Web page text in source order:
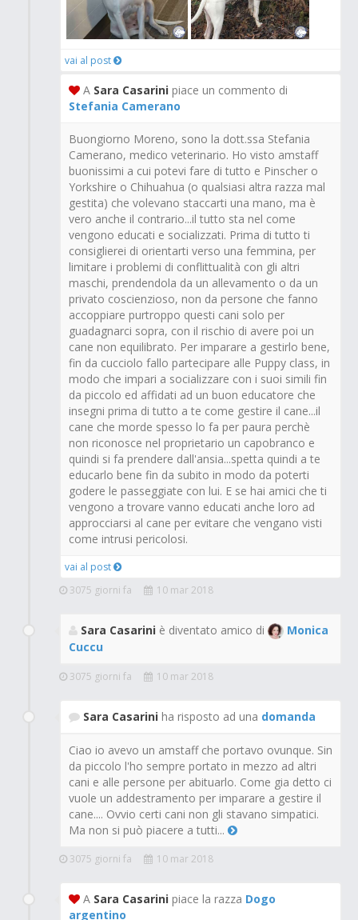
vai al post
A Sara Casarini piace un commento di
Stefania Camerano
Buongiorno Moreno, sono la dott.ssa Stefania
Camerano, medico veterinario. Ho visto amstaff
buonissimi a cui potevi fare di tutto e Pinscher o
Yorkshire o Chihuahua (o qualsiasi altra razza mal
gestita) che volevano staccarti una mano, ma è
vero anche il contrario...il tutto sta nel come
vengono educati e socializzati. Prima di tutto ti
consiglierei di orientarti verso una femmina, per
limitare i problemi di conflittualità con gli altri
maschi, prendendola da un allevamento o da un
privato coscienzioso, non da persone che fanno
accoppiare purtroppo questi cani solo per
guadagnarci sopra, con il rischio di avere poi un
cane non equilibrato. Per imparare a gestirlo bene,
fin da cucciolo fallo partecipare alle Puppy class, in
modo che impari a socializzare con i suoi simili fin
da piccolo ed affidati ad un buon educatore che
insegni prima di tutto a te come gestire il cane...il
cane che morde spesso lo fa per paura perchè
non riconosce nel proprietario un capobranco e
quindi si fa prendere dall'ansia...spetta quindi a te
educarlo bene fin da subito in modo da poterti
godere le passeggiate con lui. E se hai amici che ti
vengono a trovare vanno educati anche loro ad
approcciarsi al cane per evitare che vengano visti
come intrusi pericolosi.
vai al post
3075 giorni fa
10 mar 2018
Sara Casarini è diventato amico di
Monica
Cuccu
3075 giorni fa 10 mar 2018
Sara Casarini ha risposto ad una domanda
Ciao io avevo un amstaff che portavo ovunque. Sin
da piccolo l'ho sempre portato in mezzo ad altri
cani e alle persone per abituarlo. Come gia detto ci
vuole un addestramento per imparare a gestire il
cane.... Ovvio certi cani non gli stavano simpatici.
Ma non si può piacere a tutti...
3075 giorni fa 10 mar 2018
A Sara Casarini piace la razza Dogo
argentino